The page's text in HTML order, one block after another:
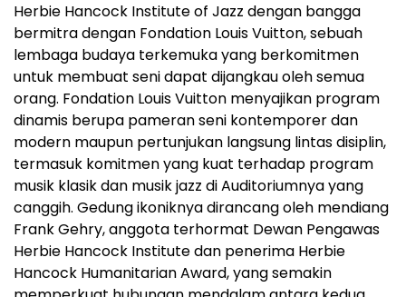
Herbie Hancock Institute of Jazz dengan bangga
bermitra dengan Fondation Louis Vuitton, sebuah
lembaga budaya terkemuka yang berkomitmen
untuk membuat seni dapat dijangkau oleh semua
orang. Fondation Louis Vuitton menyajikan program
dinamis berupa pameran seni kontemporer dan
modern maupun pertunjukan langsung lintas disiplin,
termasuk komitmen yang kuat terhadap program
musik klasik dan musik jazz di Auditoriumnya yang
canggih. Gedung ikoniknya dirancang oleh mendiang
Frank Gehry, anggota terhormat Dewan Pengawas
Herbie Hancock Institute dan penerima Herbie
Hancock Humanitarian Award, yang semakin